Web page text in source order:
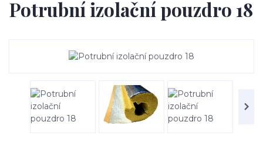
Potrubní izolační pouzdro 18